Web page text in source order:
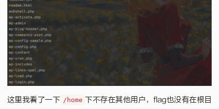
这里我看了一下 /home 下不存在其他用户，flag也没有在根目